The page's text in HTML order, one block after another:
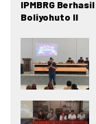
IPMBRG
Boliyohuto II